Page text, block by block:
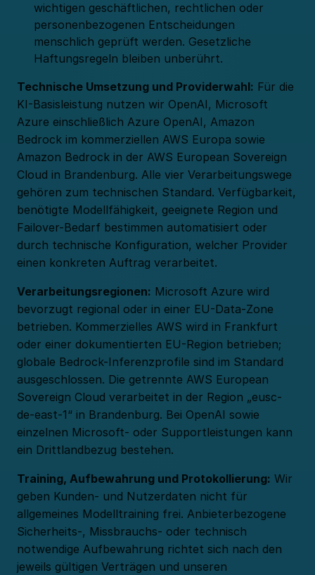
wichtigen geschäftlichen, rechtlichen oder
personenbezogenen Entscheidungen
menschlich geprüft werden. Gesetzliche
Haftungsregeln bleiben unberührt.
Technische Umsetzung und Providerwahl: Für die
KI-Basisleistung nutzen wir OpenAI, Microsoft
Azure einschließlich Azure OpenAI, Amazon
Bedrock im kommerziellen AWS Europa sowie
Amazon Bedrock in der AWS European Sovereign
Cloud in Brandenburg. Alle vier Verarbeitungswege
gehören zum technischen Standard. Verfügbarkeit,
benötigte Modellfähigkeit, geeignete Region und
Failover-Bedarf bestimmen automatisiert oder
durch technische Konfiguration, welcher Provider
einen konkreten Auftrag verarbeitet.
Verarbeitungsregionen: Microsoft Azure wird
bevorzugt regional oder in einer EU-Data-Zone
betrieben. Kommerzielles AWS wird in Frankfurt
oder einer dokumentierten EU-Region betrieben;
globale Bedrock-Inferenzprofile sind im Standard
ausgeschlossen. Die getrennte AWS European
Sovereign Cloud verarbeitet in der Region „eusc-
de-east-1“ in Brandenburg. Bei OpenAI sowie
einzelnen Microsoft- oder Supportleistungen kann
ein Drittlandbezug bestehen.
Training, Aufbewahrung und Protokollierung: Wir
geben Kunden- und Nutzerdaten nicht für
allgemeines Modelltraining frei. Anbieterbezogene
Sicherheits-, Missbrauchs- oder technisch
notwendige Aufbewahrung richtet sich nach den
jeweils gültigen Verträgen und unseren